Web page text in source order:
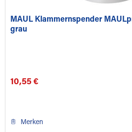
MAUL Klammernspender
grau
10,55 €
Merken